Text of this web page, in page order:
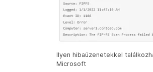
Ilyen hibaüzenetekkel
Microsoft